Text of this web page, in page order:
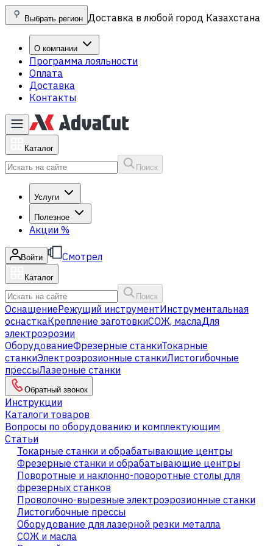
Выбрать регион Доставка в любой город Казахстана
О компании
Программа лояльности
Оплата
Доставка
Контакты
Каталог
Поиск
Услуги
Полезное
Акции %
Войти Смотрел
Каталог
Поиск
ОснащениеРежущий инструментИнструментальная
оснасткаКрепление заготовкиСОЖ, маслаДля
электроэрозии
ОборудованиеФрезерные станкиТокарные
станкиЭлектроэрозионные станкиЛистогибочные
прессыЛазерные станки
Обратный звонок
Инструкции
Каталоги товаров
Вопросы по оборудованию и комплектующим
Статьи
Токарные станки и обрабатывающие центры
Фрезерные станки и обрабатывающие центры
Поворотные и наклонно-поворотные столы для
фрезерных станков
Проволочно-вырезные электроэрозионные станки
Листогибочные прессы
Оборудование для лазерной резки металла
СОЖ и масла